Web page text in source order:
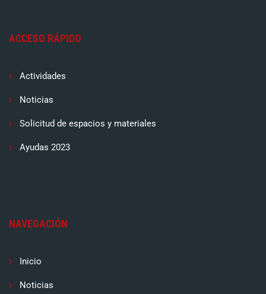
ACCESO RÁPIDO
Actividades
Noticias
Solicitud de espacios y materiales
Ayudas 2023
NAVEGACIÓN
Inicio
Noticias